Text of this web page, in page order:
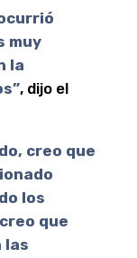
muy
la
, dijo el
creo que
los
que
las